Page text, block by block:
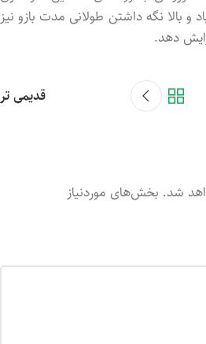
بالا نگه داشتن طولانی مدت بازو نیز
دهد.
قدیمی تر
شد. بخش‌های موردنیاز